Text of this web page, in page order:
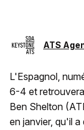
ATS
L'Espagnol,
6-4 et
Ben Shelton
en janvier, qu'il